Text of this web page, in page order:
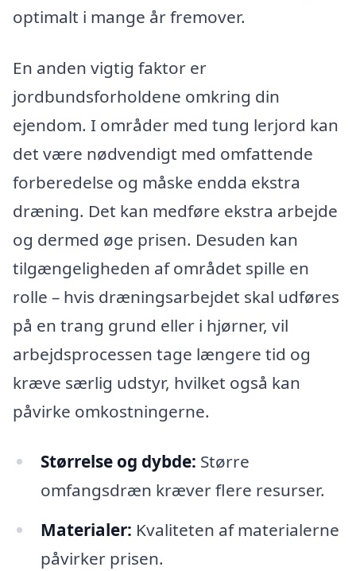
optimalt i mange år fremover.
En anden vigtig faktor er
jordbundsforholdene omkring din
ejendom. I områder med tung lerjord kan
det være nødvendigt med omfattende
forberedelse og måske endda ekstra
dræning. Det kan medføre ekstra arbejde
og dermed øge prisen. Desuden kan
tilgængeligheden af området spille en
rolle – hvis dræningsarbejdet skal udføres
på en trang grund eller i hjørner, vil
arbejdsprocessen tage længere tid og
kræve særlig udstyr, hvilket også kan
påvirke omkostningerne.
Størrelse og dybde: Større
omfangsdræn kræver flere resurser.
Materialer: Kvaliteten af materialerne
påvirker prisen.